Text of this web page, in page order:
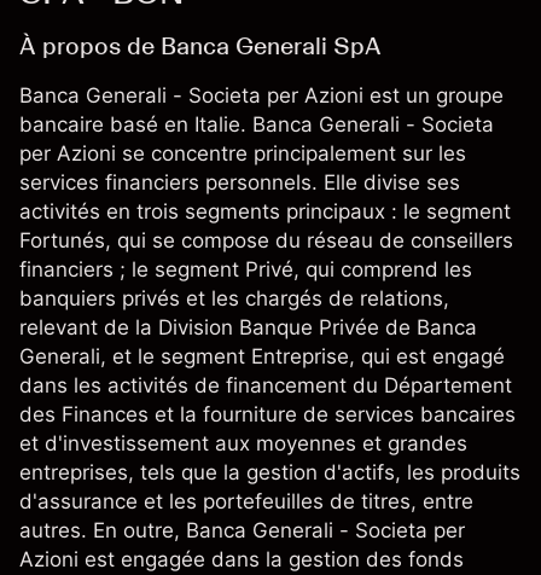
À propos de Banca Generali SpA
Banca Generali - Societa per Azioni est un groupe
bancaire basé en Italie. Banca Generali - Societa
per Azioni se concentre principalement sur les
services financiers personnels. Elle divise ses
activités en trois segments principaux : le segment
Fortunés, qui se compose du réseau de conseillers
financiers ; le segment Privé, qui comprend les
banquiers privés et les chargés de relations,
relevant de la Division Banque Privée de Banca
Generali, et le segment Entreprise, qui est engagé
dans les activités de financement du Département
des Finances et la fourniture de services bancaires
et d'investissement aux moyennes et grandes
entreprises, tels que la gestion d'actifs, les produits
d'assurance et les portefeuilles de titres, entre
autres. En outre, Banca Generali - Societa per
Azioni est engagée dans la gestion des fonds